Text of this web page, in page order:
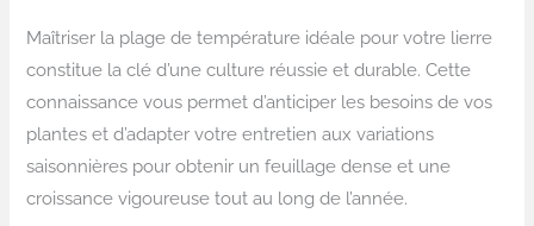
Maîtriser la plage de température idéale pour votre lierre
constitue la clé d’une culture réussie et durable. Cette
connaissance vous permet d’anticiper les besoins de vos
plantes et d’adapter votre entretien aux variations
saisonnières pour obtenir un feuillage dense et une
croissance vigoureuse tout au long de l’année.